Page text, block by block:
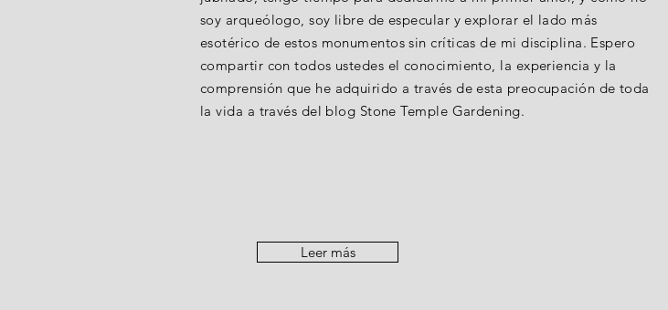
soy arqueólogo, soy libre de especular y explorar el lado más
esotérico de estos monumentos sin críticas de mi disciplina. Espero
compartir con todos ustedes el conocimiento, la experiencia y la
comprensión que he adquirido a través de esta preocupación de toda
la vida a través del blog Stone Temple Gardening.
Leer más